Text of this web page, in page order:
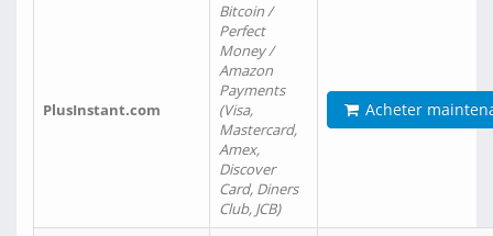
PlusInstant.com
Bitcoin /
Perfect
Money /
Amazon
Payments
(Visa,
Mastercard,
Amex,
Discover
Card, Diners
Club, JCB)
Acheter